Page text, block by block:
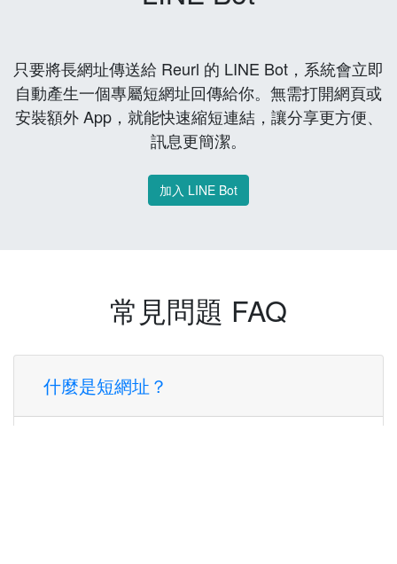
只要將長網址傳送給 Reurl 的 LINE Bot，系統會立即
自動產生一個專屬短網址回傳給你。無需打開網頁或
安裝額外 App，就能快速縮短連結，讓分享更方便、
訊息更簡潔。
加入 LINE Bot
常見問題 FAQ
什麼是短網址？